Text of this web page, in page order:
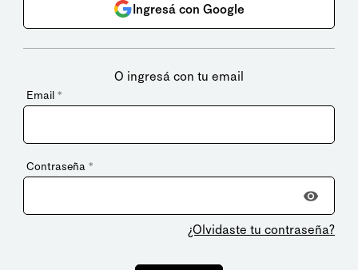
Ingresá con Google
O ingresá con tu email
Email *
Contraseña *
¿Olvidaste tu contraseña?